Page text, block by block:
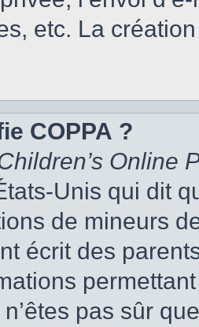
etc. La
COPPA ?
Online
Unis qui dit
de mineurs
écrit des
pas sûr